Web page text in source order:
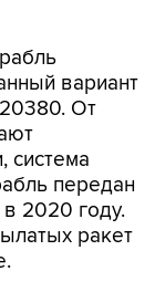
вариант
От
система
передан
2020 году.
ракет